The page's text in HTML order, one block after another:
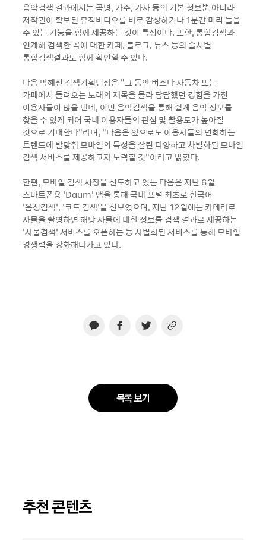
음악검색 결과에서는 곡명, 가수, 가사 등의 기본 정보뿐 아니라
저작권이 확보된 뮤직비디오를 바로 감상하거나 1분간 미리 들을
수 있는 기능을 함께 제공하는 것이 특징이다. 또한, 통합검색과
연계해 검색한 곡에 대한 카페, 블로그, 뉴스 등의 출처별
통합검색결과도 함께 확인할 수 있다.
다음 박혜선 검색기획팀장은 “그 동안 버스나 자동차 또는
카페에서 들려오는 노래의 제목을 몰라 답답했던 경험을 가진
이용자들이 많을 텐데, 이번 음악검색을 통해 쉽게 음악 정보를
찾을 수 있게 되어 국내 이용자들의 관심 및 활용도가 높아질
것으로 기대한다”라며, “다음은 앞으로도 이용자들의 변화하는
트렌드에 발맞춰 모바일의 특성을 살린 다양하고 차별화된 모바일
검색 서비스를 제공하고자 노력할 것”이라고 밝혔다.
한편, 모바일 검색 시장을 선도하고 있는 다음은 지난 6월
스마트폰용 ‘Daum’ 앱을 통해 국내 포털 최초로 한국어
‘음성검색’, ‘코드 검색’을 선보였으며, 지난 12월에는 카메라로
사물을 촬영하면 해당 사물에 대한 정보를 검색 결과로 제공하는
‘사물검색’ 서비스를 오픈하는 등 차별화된 서비스를 통해 모바일
경쟁력을 강화해나가고 있다.
목록 보기
추천 콘텐츠